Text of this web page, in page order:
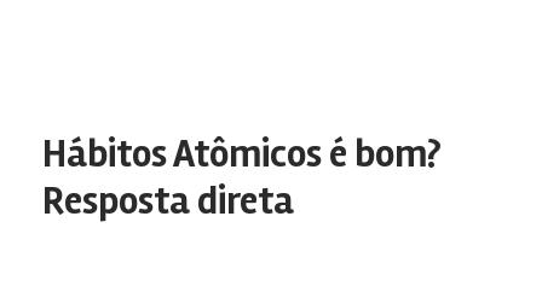
Hábitos Atômicos é bom?
Resposta direta